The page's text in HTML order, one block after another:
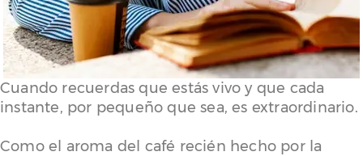
Cuando recuerdas que estás vivo y que cada
instante, por pequeño que sea, es extraordinario.
Como el aroma del café recién hecho por la